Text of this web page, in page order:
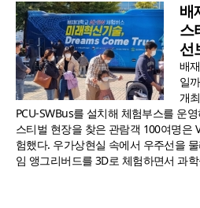
배
스
선
배
일
개
PCU-SWBus를 설치해 체험부스를 운
스티벌 현장을 찾은 관람객 100여명은
험했다. 우가상현실 속에서 우주선을
임 앵그리버드를 3D로 체험하면서 과